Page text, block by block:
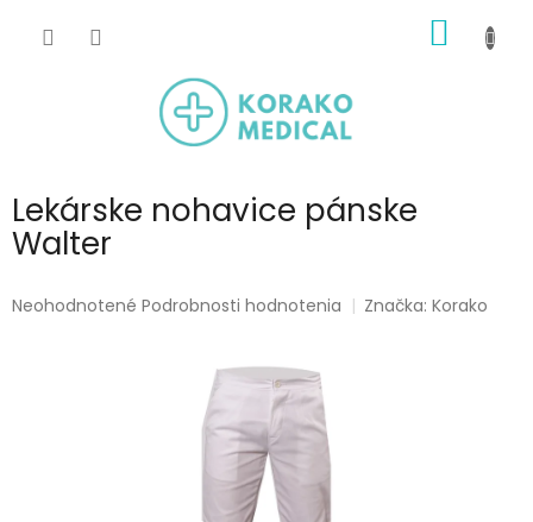
KOŠÍK
Lekárske nohavice pánske
Walter
Priemerné
Neohodnotené Podrobnosti hodnotenia Značka:Korako